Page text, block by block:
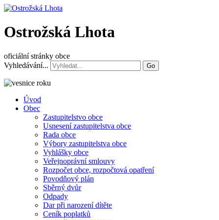
Ostrožská Lhota
oficiální stránky obce
Vyhledávání...
Go
Úvod
Obec
Zastupitelstvo obce
Usnesení zastupitelstva obce
Rada obce
Výbory zastupitelstva obce
Vyhlášky obce
Veřejnoprávní smlouvy
Rozpočet obce, rozpočtová opatření
Povodňový plán
Sběrný dvůr
Odpady
Dar při narození dítěte
Ceník poplatků